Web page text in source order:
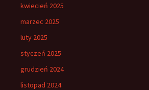
kwiecień 2025
marzec 2025
luty 2025
styczeń 2025
grudzień 2024
listopad 2024